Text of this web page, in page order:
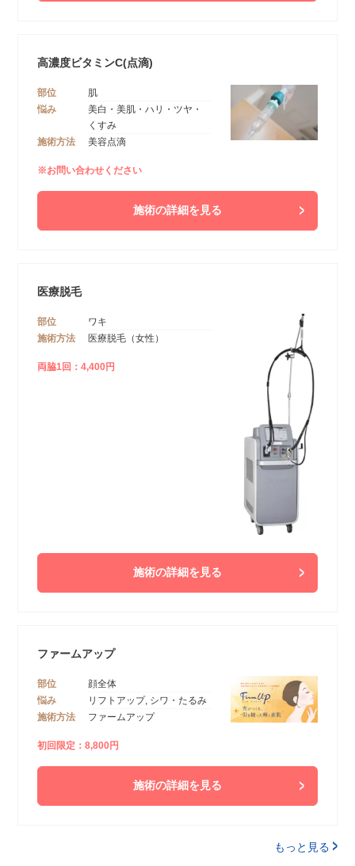
高濃度ビタミンC(点滴)
部位
肌
悩み
美白・美肌・ハリ・ツヤ・
くすみ
施術方法
美容点滴
※お問い合わせください
施術の詳細を見る
医療脱毛
部位
ワキ
施術方法
医療脱毛（女性）
両脇1回：4,400円
施術の詳細を見る
ファームアップ
部位
顔全体
悩み
リフトアップ, シワ・たるみ
施術方法
ファームアップ
初回限定：8,800円
施術の詳細を見る
もっと見る